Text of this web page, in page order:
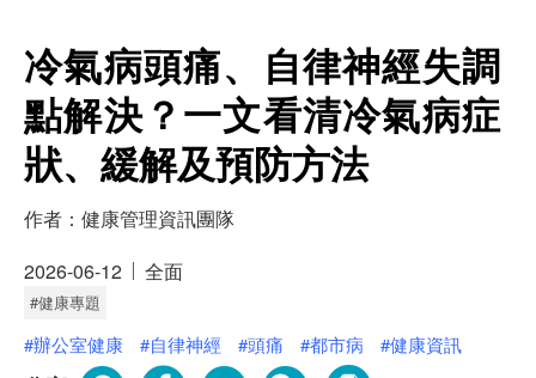
冷氣病頭痛、自律神經失調
點解決？一文看清冷氣病症
狀、緩解及預防方法
作者： 健康管理資訊團隊
2026-06-12
全面
#健康專題
#辦公室健康 #自律神經 #頭痛 #都市病 #健康資訊